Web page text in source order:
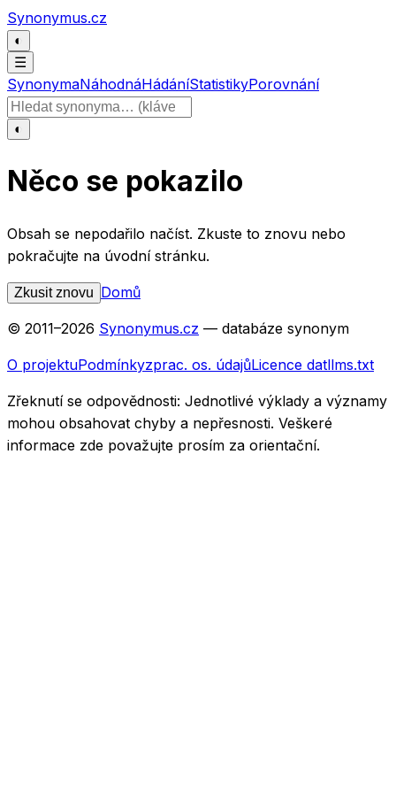
Přeskočit na obsah
Synonymus.cz
◐
☰
SynonymaNáhodnáHádáníStatistikyPorovnání
Hledat slovo
◐
Něco se pokazilo
Obsah se nepodařilo načíst. Zkuste to znovu nebo
pokračujte na úvodní stránku.
Zkusit znovu Domů
© 2011–2026 Synonymus.cz — databáze synonym
O projektuPodmínkyzprac. os. údajůLicence datllms.txt
Zřeknutí se odpovědnosti: Jednotlivé výklady a významy
mohou obsahovat chyby a nepřesnosti. Veškeré
informace zde považujte prosím za orientační.